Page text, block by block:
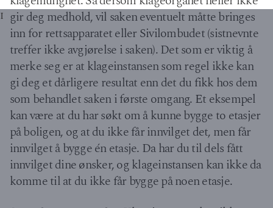
gir deg medhold, vil saken eventuelt måtte bringes
inn for rettsapparatet eller Sivilombudet (sistnevnte
treffer ikke avgjørelse i saken). Det som er viktig å
merke seg er at klageinstansen som regel ikke kan
gi deg et dårligere resultat enn det du fikk hos dem
som behandlet saken i første omgang. Et eksempel
kan være at du har søkt om å kunne bygge to etasjer
på boligen, og at du ikke får innvilget det, men får
innvilget å bygge én etasje. Da har du til dels fått
innvilget dine ønsker, og klageinstansen kan ikke da
komme til at du ikke får bygge på noen etasje.
I